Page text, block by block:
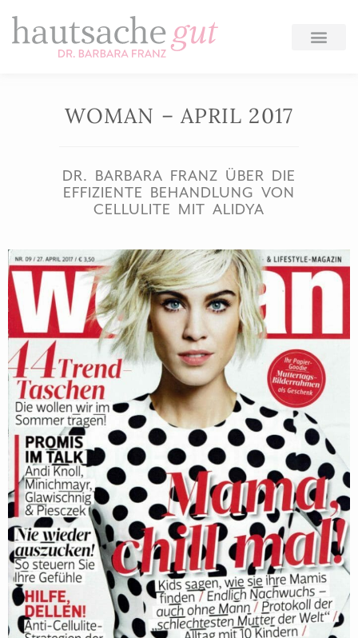
Zum
WOMAN – APRIL 2017
DR. BARBARA FRANZ ÜBER DIE
EFFIZIENTE BEHANDLUNG VON
CELLULITE MIT ALIDYA